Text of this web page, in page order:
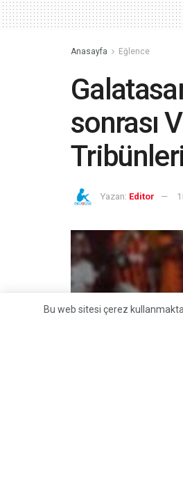
Anasayfa Eğlence
sonrası
Yazan: Editor
Bu web sitesi çerez